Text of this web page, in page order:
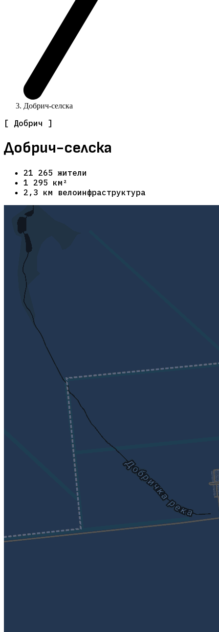
Добрич-селска
[ Добрич ]
Добрич-селска
21 265 жители
1 295 км²
2,3 км велоинфраструктура